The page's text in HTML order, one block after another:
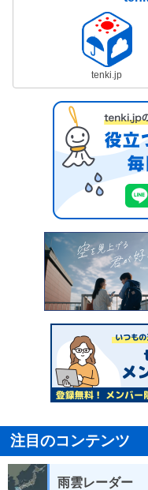
tenki.jp
注目のコンテンツ
雨雲レーダー